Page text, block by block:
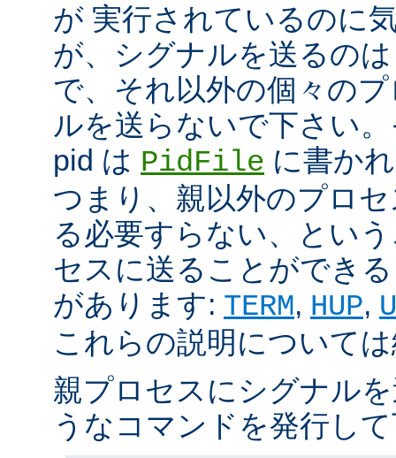
が 実行されているのに
が、シグナルを送るの
で、それ以外の個々の
ルを送らないで下さい
pid は PidFile に書か
つまり、親以外のプロ
る必要すらない、とい
セスに送ることができ
があります: TERM, HUP,
これらの説明について
親プロセスにシグナル
うなコマンドを発行し